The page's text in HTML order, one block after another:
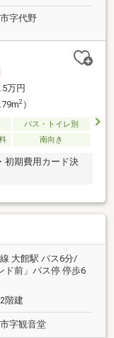
字代野
万円
2）
バス・トイレ別
南向き
初期費用カード決
大館駅 バス6分/
ド前」バス停 停歩6
階建
字観音堂